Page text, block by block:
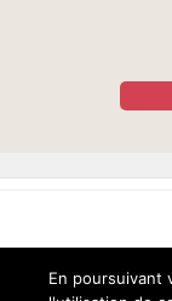
En poursuivant